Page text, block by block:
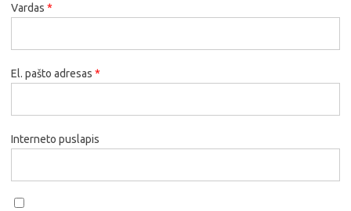
Vardas *
El. pašto adresas *
Interneto puslapis